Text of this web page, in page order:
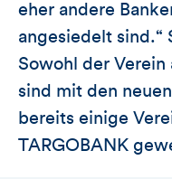
eher andere
angesiedelt sind.“
Sowohl der
sind mit den
bereits einige
TARGOBANK